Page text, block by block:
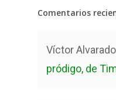
Comentarios
Víctor Alvarado
pródigo, de